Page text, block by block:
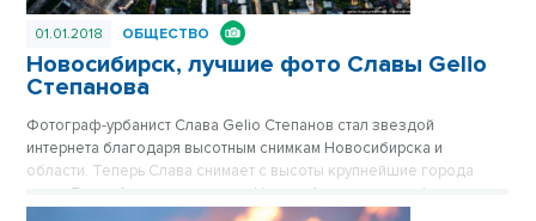
01.01.2018 ОБЩЕСТВО
Новосибирск, лучшие фото Славы Gelio
Степанова
Фотограф-урбанист Слава Gelio Степанов стал звездой
интернета благодаря высотным снимкам Новосибирска и
области. Теперь Слава снимает с высоты крупнейшие города
мира. Для публикации в цикле «Новосибирск, лучшие фото»
Слава предоставил сайту VN.ru свои работы разных лет, а также